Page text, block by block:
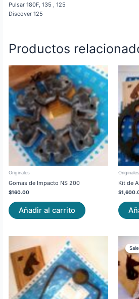
Pulsar 180F, 135 , 125
Discover 125
Productos
Originales
Gomas de Impacto NS 200
$160.00
Añadir al carrito
Originales
Kit de
$